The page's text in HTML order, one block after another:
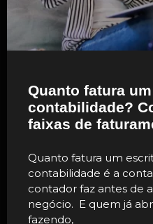
Quanto fatura
contabilidade?
faixas de
Quanto fatura um
contabilidade é a
contador faz antes de
negócio. E quem já
fazendo,